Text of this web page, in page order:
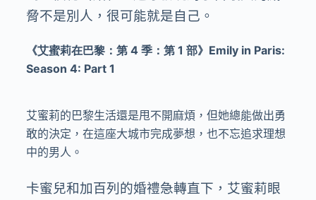
脅不是別人，很可能就是自己。
《艾蜜莉在巴黎：第 4 季：第 1 部》Emily in Paris:
Season 4: Part 1
艾蜜莉的巴黎生活還是甩不開麻煩，但她總能做出勇
敢的決定，在這座大城市完成夢想，也不忘追求理想
中的男人。
卡蜜兒和加百列的婚禮急轉直下，艾蜜莉眼